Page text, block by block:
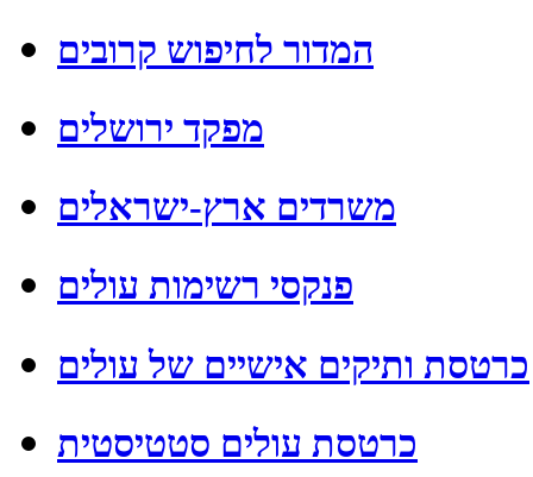
המדור לחיפוש קרובים
מפקד ירושלים
משרדים ארץ-ישראלים
פנקסי רשימות עולים
כרטסת ותיקים אישיים של עולים
כרטסת עולים סטטיסטית